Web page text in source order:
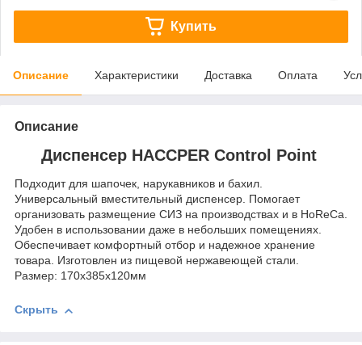
Купить
Описание Характеристики Доставка Оплата
Описание
Диспенсер HACCPER Control Point
Подходит для шапочек, нарукавников и бахил.
Универсальный вместительный диспенсер. Помогает
организовать размещение СИЗ на производствах и в HoReCa.
Удобен в использовании даже в небольших помещениях.
Обеспечивает комфортный отбор и надежное хранение
товара. Изготовлен из пищевой нержавеющей стали.
Размер: 170х385х120мм
Скрыть